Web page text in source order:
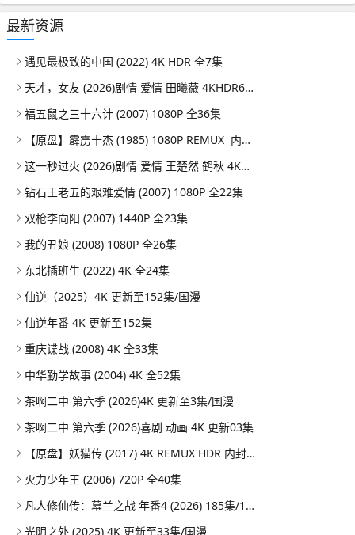
最新资源
遇见最极致的中国 (2022) 4K HDR 全7集
天才，女友 (2026)剧情 爱情 田曦薇 4KHDR60FPS 更新08集
福五鼠之三十六计 (2007) 1080P 全36集
【原盘】霹雳十杰 (1985) 1080P REMUX 内嵌/外挂简中字幕
这一秒过火 (2026)剧情 爱情 王楚然 鹤秋 4KHDR60FPS 更新26集
钻石王老五的艰难爱情 (2007) 1080P 全22集
双枪李向阳 (2007) 1440P 全23集
我的丑娘 (2008) 1080P 全26集
东北插班生 (2022) 4K 全24集
仙逆（2025）4K 更新至152集/国漫
仙逆年番 4K 更新至152集
重庆谍战 (2008) 4K 全33集
中华勤学故事 (2004) 4K 全52集
茶啊二中 第六季 (2026)4K 更新至3集/国漫
茶啊二中 第六季 (2026)喜剧 动画 4K 更新03集
【原盘】妖猫传 (2017) 4K REMUX HDR 内封简英双语字幕
火力少年王 (2006) 720P 全40集
凡人修仙传：幕兰之战‎ 年番4 (2026) 185集/1080P
光阴之外 (2025) 4K 更新至33集/国漫